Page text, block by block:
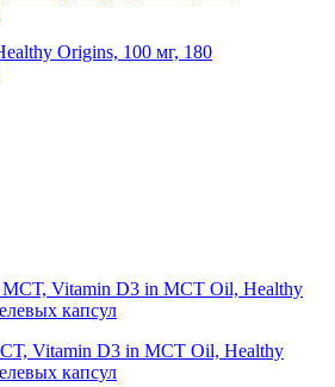
Origins, 100 мг, 180
Vitamin D3 in MCT Oil, Healthy
капсул